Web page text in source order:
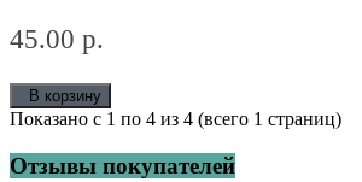
45.00 р.
В корзину
Показано с 1 по 4 из 4 (всего 1 страниц)
Отзывы покупателей